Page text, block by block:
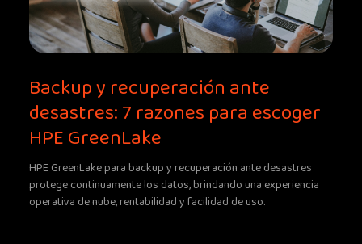
Backup y recuperación ante
desastres: 7 razones para escoger
HPE GreenLake
HPE GreenLake para backup y recuperación ante desastres
protege continuamente los datos, brindando una experiencia
operativa de nube, rentabilidad y facilidad de uso.